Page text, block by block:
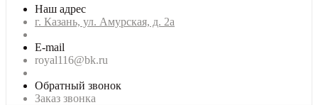
Наш адрес
г. Казань, ул. Амурская, д. 2а
E-mail
royal116@bk.ru
Обратный звонок
Заказ звонка